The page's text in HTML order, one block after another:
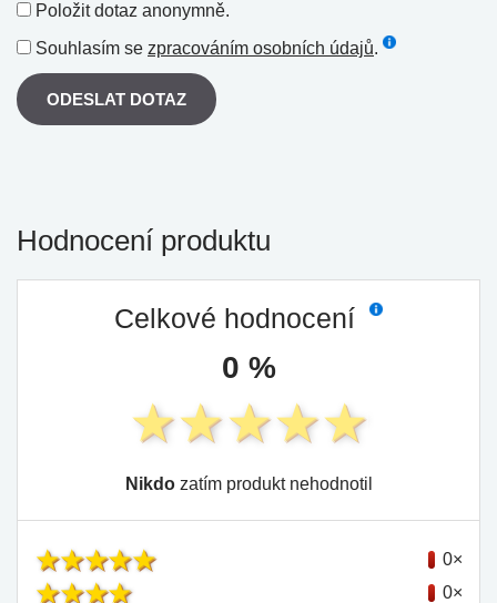
Položit dotaz anonymně.
Souhlasím se zpracováním osobních údajů.
ODESLAT DOTAZ
Hodnocení produktu
Celkové hodnocení
0 %
Nikdozatím produkt nehodnotil
0×
0×